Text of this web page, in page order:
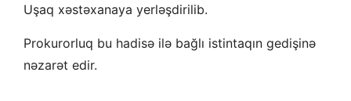
Uşaq xəstəxanaya yerləşdirilib.
Prokurorluq bu hadisə ilə bağlı istintaqın gedişinə
nəzarət edir.